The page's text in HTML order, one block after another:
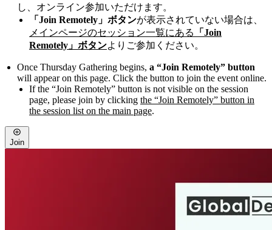
し、オンライン参加いただけます。
「Join Remotely」ボタンが表示されていない場合は、
メインページのセッション一覧にある
「Join
Remotely」ボタンよりご参加ください。
Once Thursday Gathering begins, a “Join Remotely” button
will appear on this page. Click the button to join the event online.
If the “Join Remotely” button is not visible on the session
page, please join by clicking the “Join Remotely” button in
the session list on the main page.
Join